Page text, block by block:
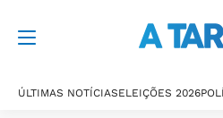
ÚLTIMAS NOTÍCIASELEIÇÕES 2026